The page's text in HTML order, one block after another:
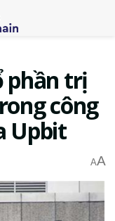
phần trị
công
Upbit
AA